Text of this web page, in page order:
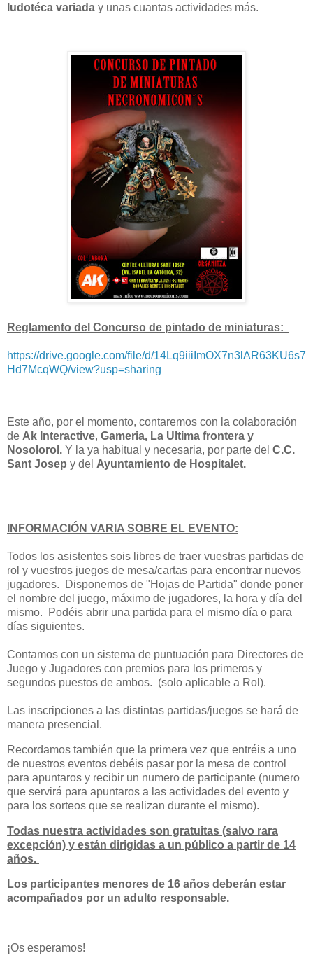
ludotéca variada y unas cuantas actividades más.
Reglamento del Concurso de pintado de miniaturas:
https://drive.google.com/file/d/14Lq9iiiImOX7n3lAR63KU6s7
Hd7McqWQ/view?usp=sharing
Este año, por el momento, contaremos con la colaboración
de Ak Interactive, Gameria, La Ultima frontera y
Nosolorol. Y la ya habitual y necesaria, por parte del C.C.
Sant Josep y del Ayuntamiento de Hospitalet.
INFORMACIÓN VARIA SOBRE EL EVENTO:
Todos los asistentes sois libres de traer vuestras partidas de
rol y vuestros juegos de mesa/cartas para encontrar nuevos
jugadores. Disponemos de "Hojas de Partida" donde poner
el nombre del juego, máximo de jugadores, la hora y día del
mismo. Podéis abrir una partida para el mismo día o para
días siguientes.
Contamos con un sistema de puntuación para Directores de
Juego y Jugadores con premios para los primeros y
segundos puestos de ambos. (solo aplicable a Rol).
Las inscripciones a las distintas partidas/juegos se hará de
manera presencial.
Recordamos también que la primera vez que entréis a uno
de nuestros eventos debéis pasar por la mesa de control
para apuntaros y recibir un numero de participante (numero
que servirá para apuntaros a las actividades del evento y
para los sorteos que se realizan durante el mismo).
Todas nuestra actividades son gratuitas (salvo rara
excepción) y están dirigidas a un público a partir de 14
años.
Los participantes menores de 16 años deberán estar
acompañados por un adulto responsable.
¡Os esperamos!